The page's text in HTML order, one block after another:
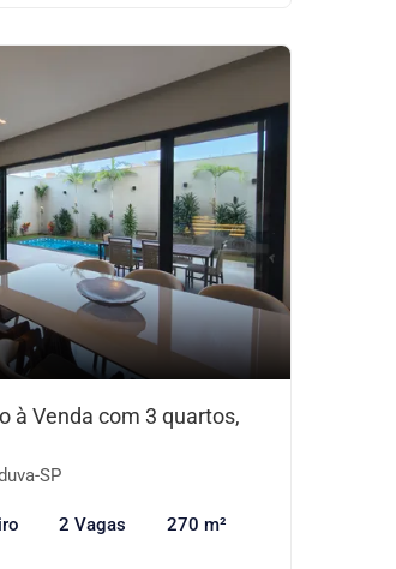
à Venda com 3 quartos,
SP
2 Vagas 270 m²